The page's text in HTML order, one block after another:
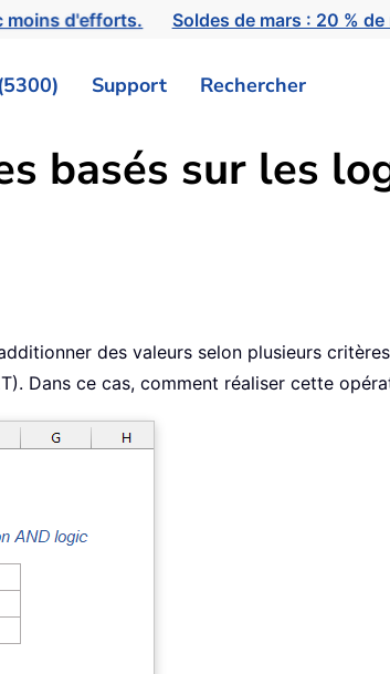
moins d'efforts. Soldes de mars : 20 %
Support Rechercher
basés sur les
des valeurs selon plusieurs
Dans ce cas, comment réaliser cette